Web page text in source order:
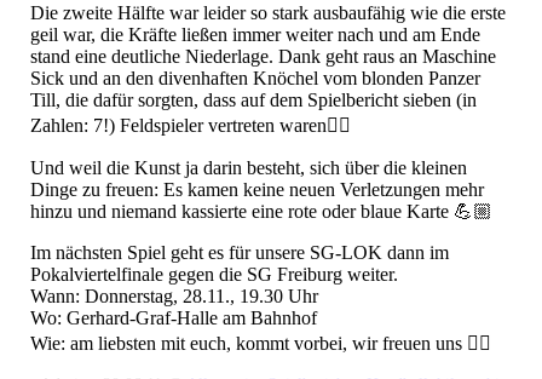
Die zweite Hälfte war leider so stark ausbaufähig wie die erste
geil war, die Kräfte ließen immer weiter nach und am Ende
stand eine deutliche Niederlage. Dank geht raus an Maschine
Sick und an den divenhaften Knöchel vom blonden Panzer
Till, die dafür sorgten, dass auf dem Spielbericht sieben (in
Zahlen: 7!) Feldspieler vertreten waren👍🏼
Und weil die Kunst ja darin besteht, sich über die kleinen
Dinge zu freuen: Es kamen keine neuen Verletzungen mehr
hinzu und niemand kassierte eine rote oder blaue Karte 💪🏼
Im nächsten Spiel geht es für unsere SG-LOK dann im
Pokalviertelfinale gegen die SG Freiburg weiter.
Wann: Donnerstag, 28.11., 19.30 Uhr
Wo: Gerhard-Graf-Halle am Bahnhof
Wie: am liebsten mit euch, kommt vorbei, wir freuen uns ✌🏼